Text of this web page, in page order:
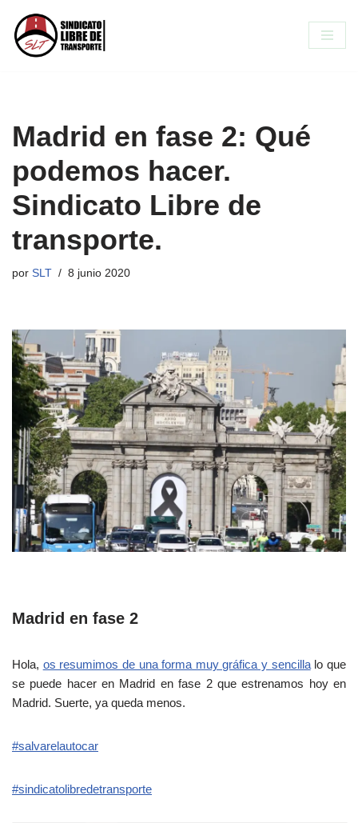
Saltar
Madrid en fase 2: Qué
podemos hacer.
Sindicato Libre de
transporte.
por SLT 8 junio 2020
Madrid en fase 2
Hola, os resumimos de una forma muy gráfica y sencillalo que
se puede hacer en Madrid en fase 2 que estrenamos hoy en
Madrid. Suerte, ya queda menos.
#salvarelautocar
#sindicatolibredetransporte